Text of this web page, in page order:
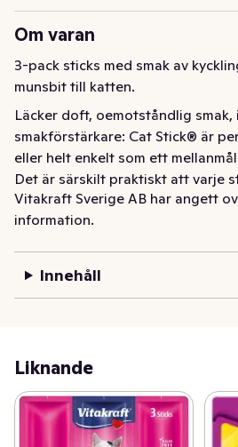
Om varan
3-pack sticks med smak av
munsbit till katten.
Läcker doft, oemotståndlig
smakförstärkare: Cat Stick® är
eller helt enkelt som ett
Det är särskilt praktiskt att varje
individuellt - detta bevarar
- Sockerfritt recept
- Tre sticks i en förpackning
Vitakraft Sverige AB har angett
information.
Innehåll
Liknande